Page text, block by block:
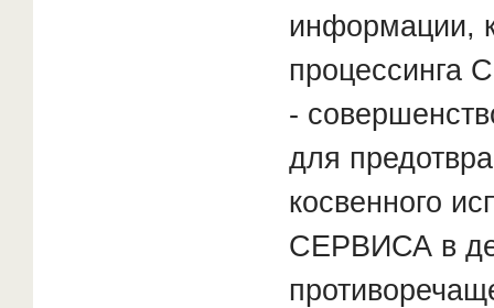
информации,
процессинга
-
для
косвенного
СЕРВИСА в